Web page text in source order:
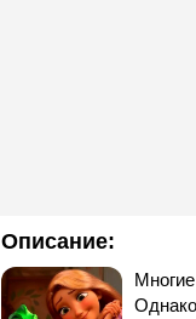
Описание: